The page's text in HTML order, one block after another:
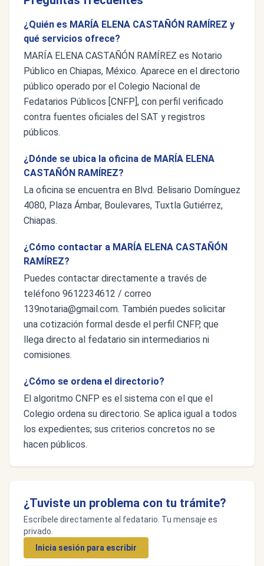
¿Quién es MARÍA ELENA CASTAÑÓN RAMÍREZ y
qué servicios ofrece?
MARÍA ELENA CASTAÑÓN RAMÍREZ es Notario
Público en Chiapas, México. Aparece en el directorio
público operado por el Colegio Nacional de
Fedatarios Públicos [CNFP], con perfil verificado
contra fuentes oficiales del SAT y registros
públicos.
¿Dónde se ubica la oficina de MARÍA ELENA
CASTAÑÓN RAMÍREZ?
La oficina se encuentra en Blvd. Belisario Domínguez
4080, Plaza Ámbar, Boulevares, Tuxtla Gutiérrez,
Chiapas.
¿Cómo contactar a MARÍA ELENA CASTAÑÓN
RAMÍREZ?
Puedes contactar directamente a través de
teléfono 9612234612 / correo
139notaria@gmail.com. También puedes solicitar
una cotización formal desde el perfil CNFP, que
llega directo al fedatario sin intermediarios ni
comisiones.
¿Cómo se ordena el directorio?
El algoritmo CNFP es el sistema con el que el
Colegio ordena su directorio. Se aplica igual a todos
los expedientes; sus criterios concretos no se
hacen públicos.
¿Tuviste un problema con tu trámite?
Escríbele directamente al fedatario. Tu mensaje es
privado.
Inicia sesión para escribir